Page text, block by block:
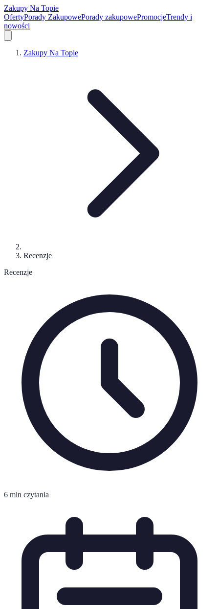
Zakupy Na Topie
OfertyPorady ZakupowePorady zakupowePromocjeTrendy i
nowości
Zakupy Na Topie
Recenzje
Recenzje
6 min czytania